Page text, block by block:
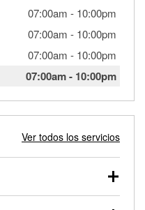
07:00am - 10:00pm
07:00am - 10:00pm
07:00am - 10:00pm
07:00am- 10:00pm
Ver todos los servicios